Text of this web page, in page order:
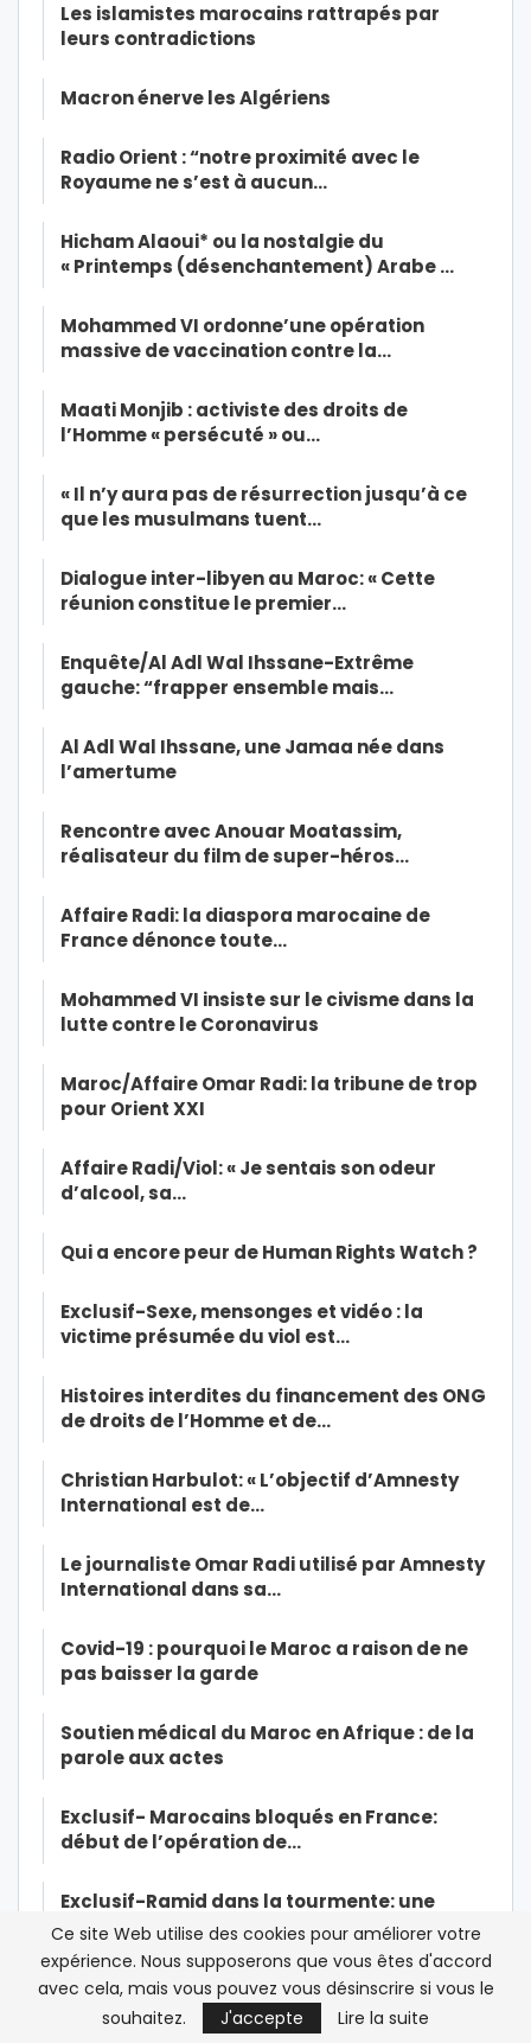
Les islamistes marocains rattrapés par
leurs contradictions
Macron énerve les Algériens
Radio Orient : “notre proximité avec le
Royaume ne s’est à aucun…
Hicham Alaoui* ou la nostalgie du
« Printemps (désenchantement) Arabe …
Mohammed VI ordonne’une opération
massive de vaccination contre la…
Maati Monjib : activiste des droits de
l’Homme « persécuté » ou…
« Il n’y aura pas de résurrection jusqu’à ce
que les musulmans tuent…
Dialogue inter-libyen au Maroc: « Cette
réunion constitue le premier…
Enquête/Al Adl Wal Ihssane-Extrême
gauche: “frapper ensemble mais…
Al Adl Wal Ihssane, une Jamaa née dans
l’amertume
Rencontre avec Anouar Moatassim,
réalisateur du film de super-héros…
Affaire Radi: la diaspora marocaine de
France dénonce toute…
Mohammed VI insiste sur le civisme dans la
lutte contre le Coronavirus
Maroc/Affaire Omar Radi: la tribune de trop
pour Orient XXI
Affaire Radi/Viol: « Je sentais son odeur
d’alcool, sa…
Qui a encore peur de Human Rights Watch ?
Exclusif-Sexe, mensonges et vidéo : la
victime présumée du viol est…
Histoires interdites du financement des ONG
de droits de l’Homme et de…
Christian Harbulot: « L’objectif d’Amnesty
International est de…
Le journaliste Omar Radi utilisé par Amnesty
International dans sa…
Covid-19 : pourquoi le Maroc a raison de ne
pas baisser la garde
Soutien médical du Maroc en Afrique : de la
parole aux actes
Exclusif- Marocains bloqués en France:
début de l’opération de…
Exclusif-Ramid dans la tourmente: une
source à la CNSS affirme à…
Le roi Mohammed VI opéré du coeur « avec
succès »
Ce site Web utilise des cookies pour améliorer votre
expérience. Nous supposerons que vous êtes d'accord
avec cela, mais vous pouvez vous désinscrire si vous le
souhaitez.
J'accepte Lire la suite